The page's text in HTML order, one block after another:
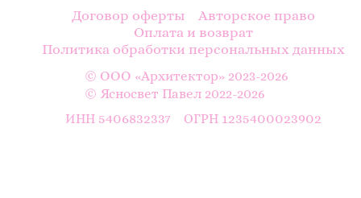
Договор оферты
Авторское право
Оплата и возврат
Политика обработки персональных данных
ИНН 5406832337 ОГРН 1235400023902
© ООО «Архитектор» 2023-2026
© Ясносвет Павел 2022-2026